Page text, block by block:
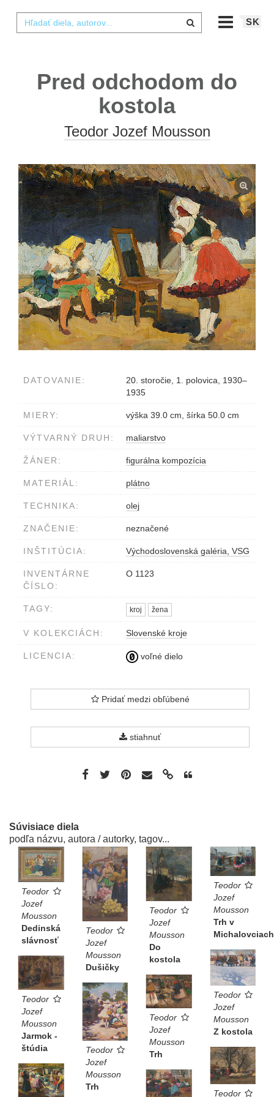
SK
Pred odchodom do
kostola
Teodor Jozef Mousson
DATOVANIE:
20. storočie, 1. polovica, 1930–
1935
MIERY: výška 39.0 cm, šírka 50.0 cm
VÝTVARNÝ DRUH: maliarstvo
ŽÁNER: figurálna kompozícia
MATERIÁL: plátno
TECHNIKA: olej
ZNAČENIE: neznačené
INŠTITÚCIA: Východoslovenská galéria, VSG
INVENTÁRNE
ČÍSLO:
O 1123
TAGY: kroj žena
V KOLEKCIÁCH: Slovenské kroje
LICENCIA: voľné dielo
Pridať medzi obľúbené
stiahnuť
Súvisiace diela
podľa názvu, autora / autorky, tagov...
Teodor
Jozef
Mousson
Dedinská
slávnosť
Teodor
Jozef
Mousson
Dušičky
Teodor
Jozef
Mousson
Do
kostola
Teodor
Jozef
Mousson
Trh v
Michalovciach
Teodor
Jozef
Mousson
Z kostola
Teodor
Jozef
Mousson
Jarmok -
štúdia
Teodor
Jozef
Mousson
Trh
Teodor
Jozef
Mousson
Trh
Teodor